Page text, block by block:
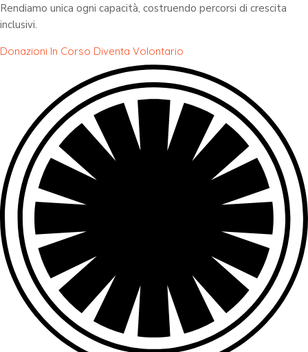
Rendiamo unica ogni capacità, costruendo percorsi di crescita
inclusivi.
Donazioni In Corso Diventa Volontario